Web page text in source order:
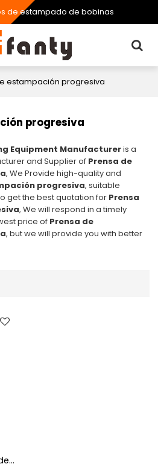
de estampado de bobinas
estampación progresiva
progresiva
Equipment Manufactureris a
and Supplier of Prensa de
, We Provide high-quality and
progresiva, suitable
get the best quotation for Prensa
, We will respond in a timely
price of Prensa de
, but we will provide you with better